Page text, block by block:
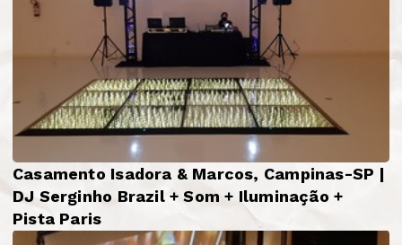
Casamento Isadora & Marcos, Campinas-SP |
DJ Serginho Brazil + Som + Iluminação +
Pista Paris